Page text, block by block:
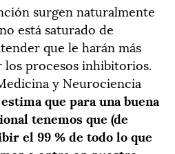
surgen naturalmente
está saturado de
que le harán más
procesos inhibitorios.
y Neurociencia
que para una buena
tenemos que (de
el 99 % de todo lo que